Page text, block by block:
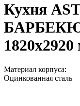
Кухня
Материал корпуса:
Оцинкованная сталь